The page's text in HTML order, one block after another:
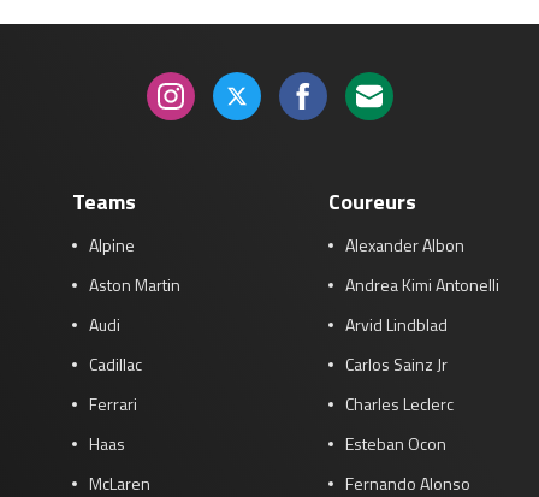
Teams
Alpine
Aston Martin
Audi
Cadillac
Ferrari
Haas
McLaren
Coureurs
Alexander Albon
Andrea Kimi Antonelli
Arvid Lindblad
Carlos Sainz Jr
Charles Leclerc
Esteban Ocon
Fernando Alonso